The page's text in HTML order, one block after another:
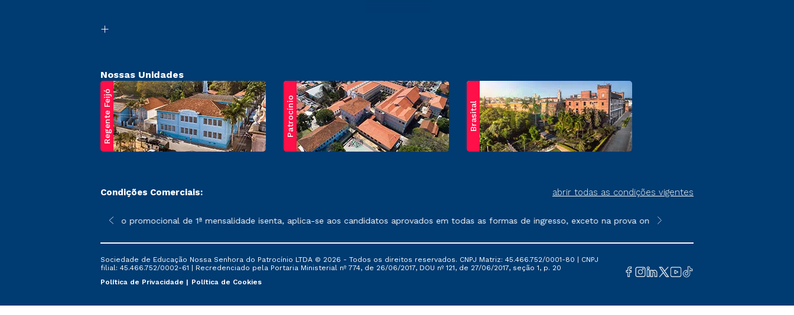
Nossas Unidades
Regente Feijó Patrocínio Brasital
Condições Comerciais: abrir todas as condições vigentes
sofrer alterações nos períodos de rematrícula conforme exposto no contrato de prestação de serviços.
*A condição promocional de 1ª mensalidade isenta, aplica-se aos candidatos aprovados em todas as formas de ingresso, exceto na prova on-line ou agendada, que ofertam
**Semipresencial é um formato do
Sociedade de Educação Nossa Senhora do Patrocínio LTDA © 2026 - Todos os direitos reservados. CNPJ Matriz: 45.466.752/0001-80 | CNPJ
filial: 45.466.752/0002-61 | Recredenciado pela Portaria Ministerial nº 774, de 26/06/2017, DOU nº 121, de 27/06/2017, seção 1, p. 20
Política de Privacidade
Política de Cookies